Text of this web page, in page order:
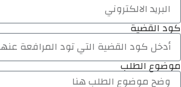
كود القضية
موضوع الطلب